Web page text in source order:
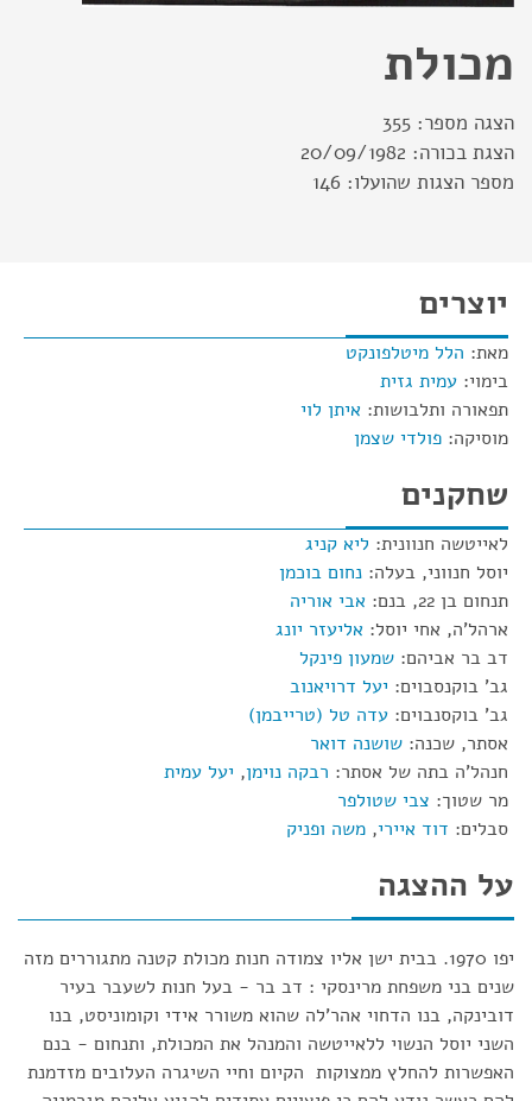
מכולת
הצגה מספר: 355
הצגת בכורה: 20/09/1982
מספר הצגות שהועלו: 146
יוצרים
מאת: הלל מיטלפונקט
בימוי: עמית גזית
תפאורה ותלבושות: איתן לוי
מוסיקה: פולדי שצמן
שחקנים
לאייטשה חנוונית: ליא קניג
יוסל חנווני, בעלה: נחום בוכמן
תנחום בן 22, בנם:
אבי אוריה
ארהל'ה, אחי יוסל: אליעזר יונג
דב בר אביהם: שמעון פינקל
גב' בוקנסבוים: יעל דרויאנוב
גב' בוקסנבוים: עדה טל (טרייבמן)
אסתר, שכנה: שושנה דואר
חנהל'ה בתה של אסתר: רבקה נוימן, יעל עמית
מר שטוך: צבי שטולפר
סבלים: דוד איירי, משה ופניק
על ההצגה
יפו 1970. בבית ישן אליו צמודה חנות מכולת קטנה מתגוררים מזה
שנים בני משפחת מרינסקי : דב בר - בעל חנות לשעבר בעיר
דובינקה, בנו הדחוי אהר'לה שהוא משורר אידי וקומוניסט, בנו
השני יוסל הנשוי ללאייטשה והמנהל את המכולת, ותנחום - בנם
האפשרות להחלץ ממצוקות הקיום וחיי השיגרה העלובים מזדמנת